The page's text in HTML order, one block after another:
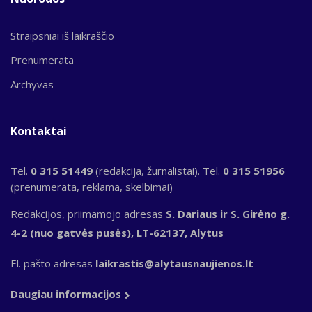
Straipsniai iš laikraščio
Prenumerata
Archyvas
Kontaktai
Tel. 0 315 51449 (redakcija, žurnalistai). Tel. 0 315 51956
(prenumerata, reklama, skelbimai)
Redakcijos, priimamojo adresas S. Dariaus ir S. Girėno g.
4-2 (nuo gatvės pusės), LT-62137, Alytus
El. pašto adresas laikrastis@alytausnaujienos.lt
Daugiau informacijos